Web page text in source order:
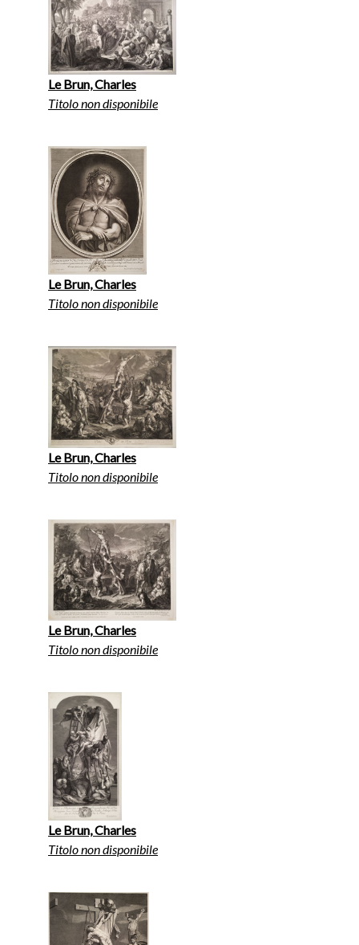
Le Brun, Charles
Titolo non disponibile
Le Brun, Charles
Titolo non disponibile
Le Brun, Charles
Titolo non disponibile
Le Brun, Charles
Titolo non disponibile
Le Brun, Charles
Titolo non disponibile